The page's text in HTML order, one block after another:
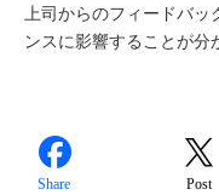
上司からのフィードバ
ンスに影響することが分
Share Post